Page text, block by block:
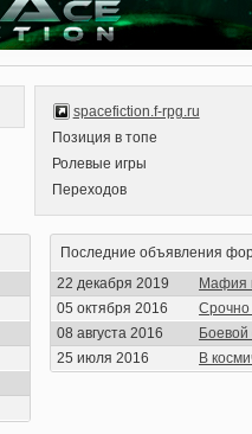
spacefiction.f-rpg.ru
Позиция в топе
Ролевые игры
Переходов
Последние объявления
22 декабря 2019
Мафия
05 октября 2016
08 августа 2016
25 июля 2016
В